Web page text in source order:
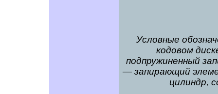
Условные
кодовом
подпружиненный
— запирающий
цилиндр,